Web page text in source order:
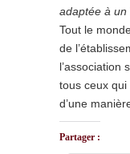
adaptée à un
Tout le
de
l’association
tous ceux
d’une
Partager :